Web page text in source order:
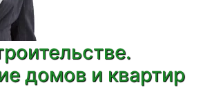
домов и квартир